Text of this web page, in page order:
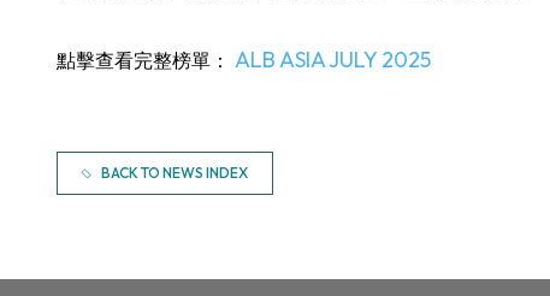
點擊查看完整榜單： ALB ASIA JULY 2025
BACK TO NEWS INDEX